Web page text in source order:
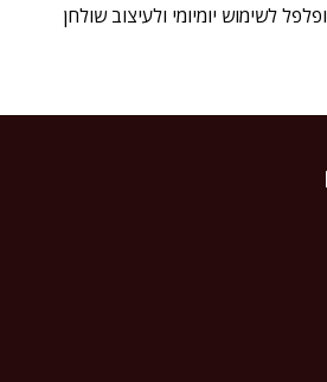
לשימוש יומיומי ולעיצוב שולחן